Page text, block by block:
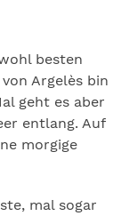
besten
Argelès bin
geht es aber
entlang. Auf
morgige
mal sogar